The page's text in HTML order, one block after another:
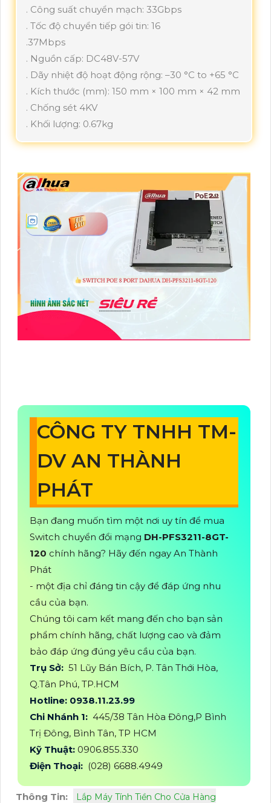
. Công suất chuyển mạch: 33Gbps
. Tốc độ chuyển tiếp gói tin: 16
.37Mbps
. Nguồn cấp: DC48V-57V
. Dãy nhiệt độ hoạt động rộng: –30 °C to +65 °C
. Kích thước (mm): 150 mm × 100 mm × 42 mm
. Chống sét 4KV
. Khối lượng: 0.67kg
CÔNG TY TNHH TM-
DV AN THÀNH
PHÁT
Bạn đang muốn tìm một nơi uy tín để mua
Switch chuyển đổi mạng DH-PFS3211-8GT-
120 chính hãng? Hãy đến ngay An Thành
Phát
- một địa chỉ đáng tin cậy để đáp ứng nhu
cầu của bạn.
Chúng tôi cam kết mang đến cho bạn sản
phẩm chính hãng, chất lượng cao và đảm
bảo đáp ứng đúng yêu cầu của bạn.
Trụ Sở: 51 Lũy Bán Bích, P. Tân Thới Hòa,
Q.Tân Phú, TP.HCM
Hotline: 0938.11.23.99
Chi Nhánh 1: 445/38 Tân Hòa Đông,P Bình
Trị Đông, Bình Tân, TP HCM
Kỹ Thuật: 0906.855.330
Điện Thoại: (028) 6688.4949
Thông Tin:
Lắp Máy Tính Tiền Cho Cửa Hàng